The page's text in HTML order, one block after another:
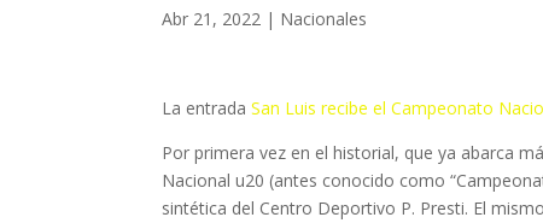
Abr 21, 2022 | Nacionales
La entradaSan Luis recibe el Campeonato
Por primera vez en el historial, que ya abarca
Nacional u20 (antes conocido como
sintética del Centro Deportivo P. Presti. El